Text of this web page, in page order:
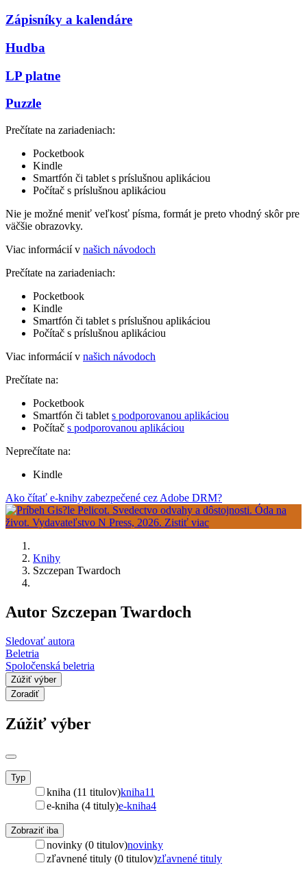
Zápisníky a kalendáre
Hudba
LP platne
Puzzle
Prečítate na zariadeniach:
Pocketbook
Kindle
Smartfón či tablet s príslušnou aplikáciou
Počítač s príslušnou aplikáciou
Nie je možné meniť veľkosť písma, formát je preto vhodný skôr pre
väčšie obrazovky.
Viac informácií v našich návodoch
Prečítate na zariadeniach:
Pocketbook
Kindle
Smartfón či tablet s príslušnou aplikáciou
Počítač s príslušnou aplikáciou
Viac informácií v našich návodoch
Prečítate na:
Pocketbook
Smartfón či tablet s podporovanou aplikáciou
Počítač s podporovanou aplikáciou
Neprečítate na:
Kindle
Ako čítať e-knihy zabezpečené cez Adobe DRM?
Knihy
Szczepan Twardoch
Autor Szczepan Twardoch
Sledovať autora
Beletria
Spoločenská beletria
Zúžiť výber
Zoradiť
Zúžiť výber
Typ
kniha (11 titulov)kniha11
e-kniha (4 tituly)e-kniha4
Zobraziť iba
novinky (0 titulov)novinky
zľavnené tituly (0 titulov)zľavnené tituly